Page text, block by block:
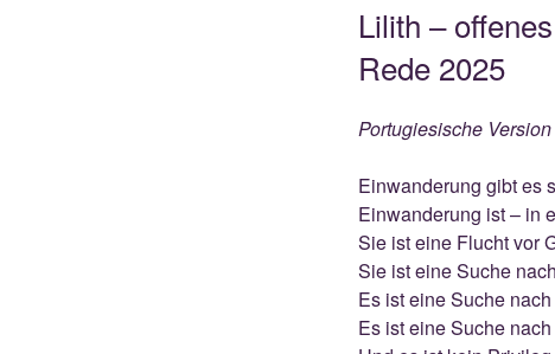
Lilith –
Rede 2025
Portugiesische
Einwanderung gibt es
Einwanderung ist – in
Sie ist eine Flucht vor
Sie ist eine Suche
Es ist eine Suche
Es ist eine Suche